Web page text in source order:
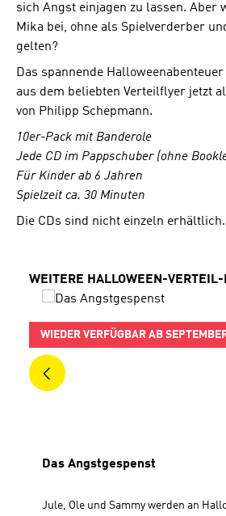
sich Angst einjagen zu lassen. Aber
Mika bei, ohne als Spielverderber
gelten?
Das spannende
aus dem beliebten Verteilflyer jetzt
von Philipp Schepmann.
10er-Pack mit Banderole
Jede CD im Pappschuber (ohne
Für Kinder ab 6 Jahren
Spielzeit ca. 30 Minuten
Die CDs sind nicht einzeln erhältlich.
Produktgalerie überspringen
WEITERE HALLOWEEN-VERTEIL-
WIEDER VERFÜGBAR AB
Das Angstgespenst
Jule, Ole und Sammy werden an